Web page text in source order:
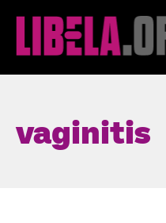
vaginitis